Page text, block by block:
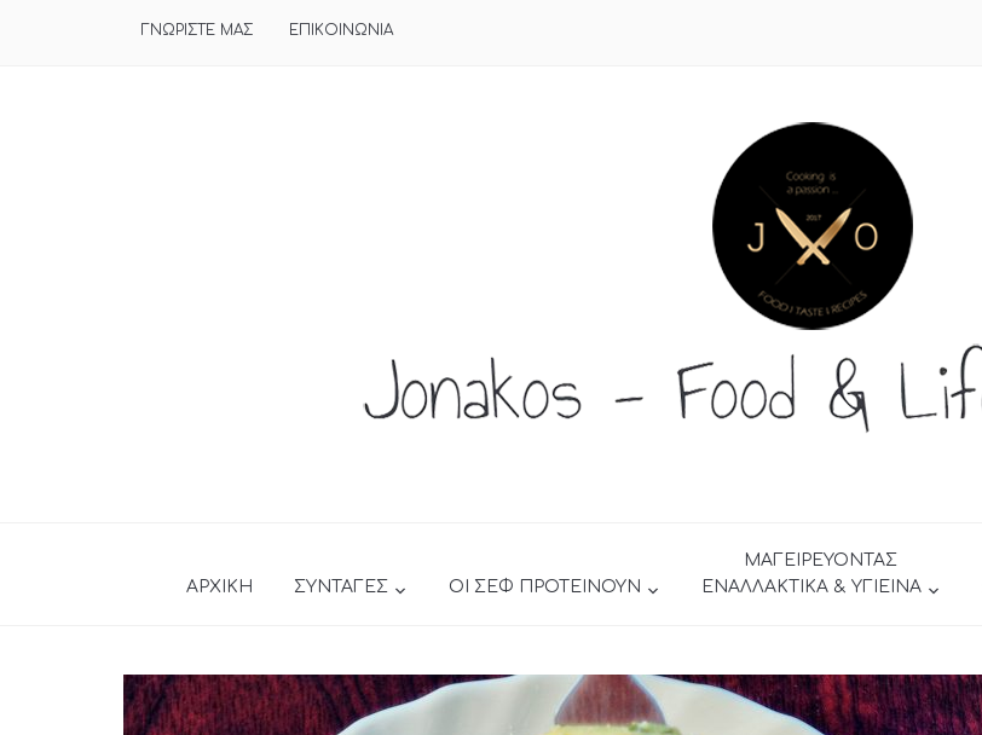
ΓΝΩΡΙΣΤΕ ΜΑΣ ΕΠΙΚΟΙΝΩΝΙΑ
ΑΡΧΙΚΗ ΣΥΝΤΑΓΕΣ ΟΙ ΣΕΦ ΠΡΟΤΕΙΝΟΥΝ
ΜΑΓΕΙΡΕΥΟΝΤΑΣ
ΕΝΑΛΛΑΚΤΙΚΑ & ΥΓΙΕΙΝΑ